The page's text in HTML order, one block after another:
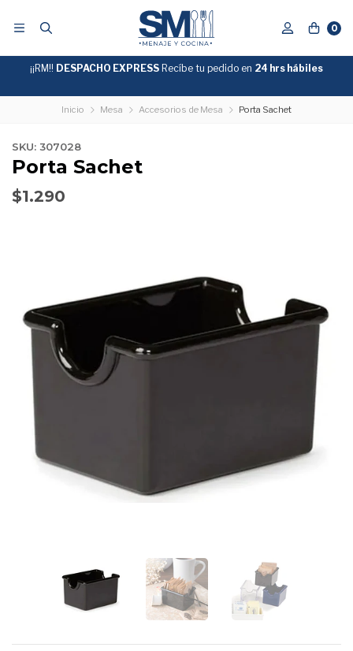
0
GRATIS
SOBRE
¡¡RM!! DESPACHO EXPRESS Recíbe tu pedido en 24 hrs hábiles
Inicio Mesa Accesorios de Mesa Porta Sachet
SKU: 307028
Porta Sachet
$1.290